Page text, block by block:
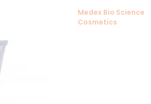
Medex Bio Science
Cosmetics